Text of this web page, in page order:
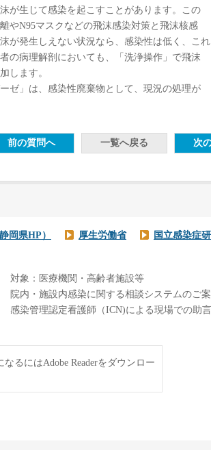
が生じて感染を起こすことがあります。この
やN95マスクなどの飛沫感染対策と飛沫核感
が発生しえない状況なら、感染性は低く、これ
の病理解剖においても、「洗浄操作」で飛沫
します。
ゼ」は、感染性廃棄物として、現況の処理が
岡県HP） 厚生労働省 国立感染症
対象：医療機関・高齢者施設等
院内・施設内感染に関する相談システムのご案
感染管理認定看護師（ICN)による現場での助
るにはAdobe Readerをダウンロー